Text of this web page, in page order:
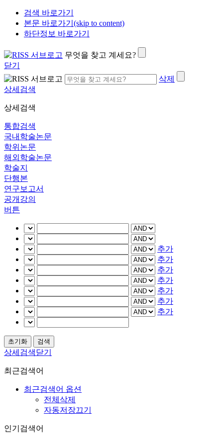
검색 바로가기
본문 바로가기(skip to content)
하단정보 바로가기
무엇을 찾고 계세요?
닫기
삭제
상세검색
상세검색
통합검색
국내학술논문
학위논문
해외학술논문
학술지
단행본
연구보고서
공개강의
버튼
추가
추가
추가
추가
추가
추가
추가
상세검색닫기
최근검색어
최근검색어 옵션
전체삭제
자동저장끄기
인기검색어